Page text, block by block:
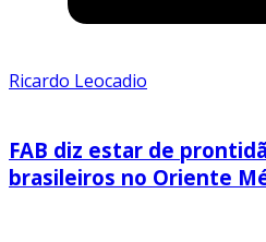
Ricardo Leocadio
FAB diz estar de
brasileiros no Oriente